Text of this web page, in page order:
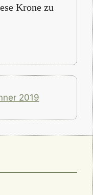
Krone zu